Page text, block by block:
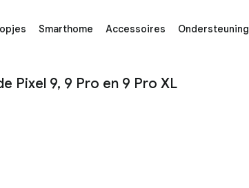
Smarthome Accessoires Ondersteuning
9, 9 Pro en 9 Pro XL - Google Store
Pixel 9, 9 Pro en 9 Pro XL